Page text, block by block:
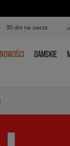
30 dni na zwrot
NOWOŚCI
NOWOŚCI DAMSKIE
DAMSKIE